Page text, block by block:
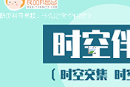
防疫科普视频：什么是“时空伴随”？